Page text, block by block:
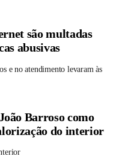
são multadas
abusivas
e no atendimento levaram às
Barroso como
do interior